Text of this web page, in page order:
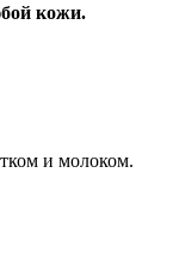
кожи.
и молоком.